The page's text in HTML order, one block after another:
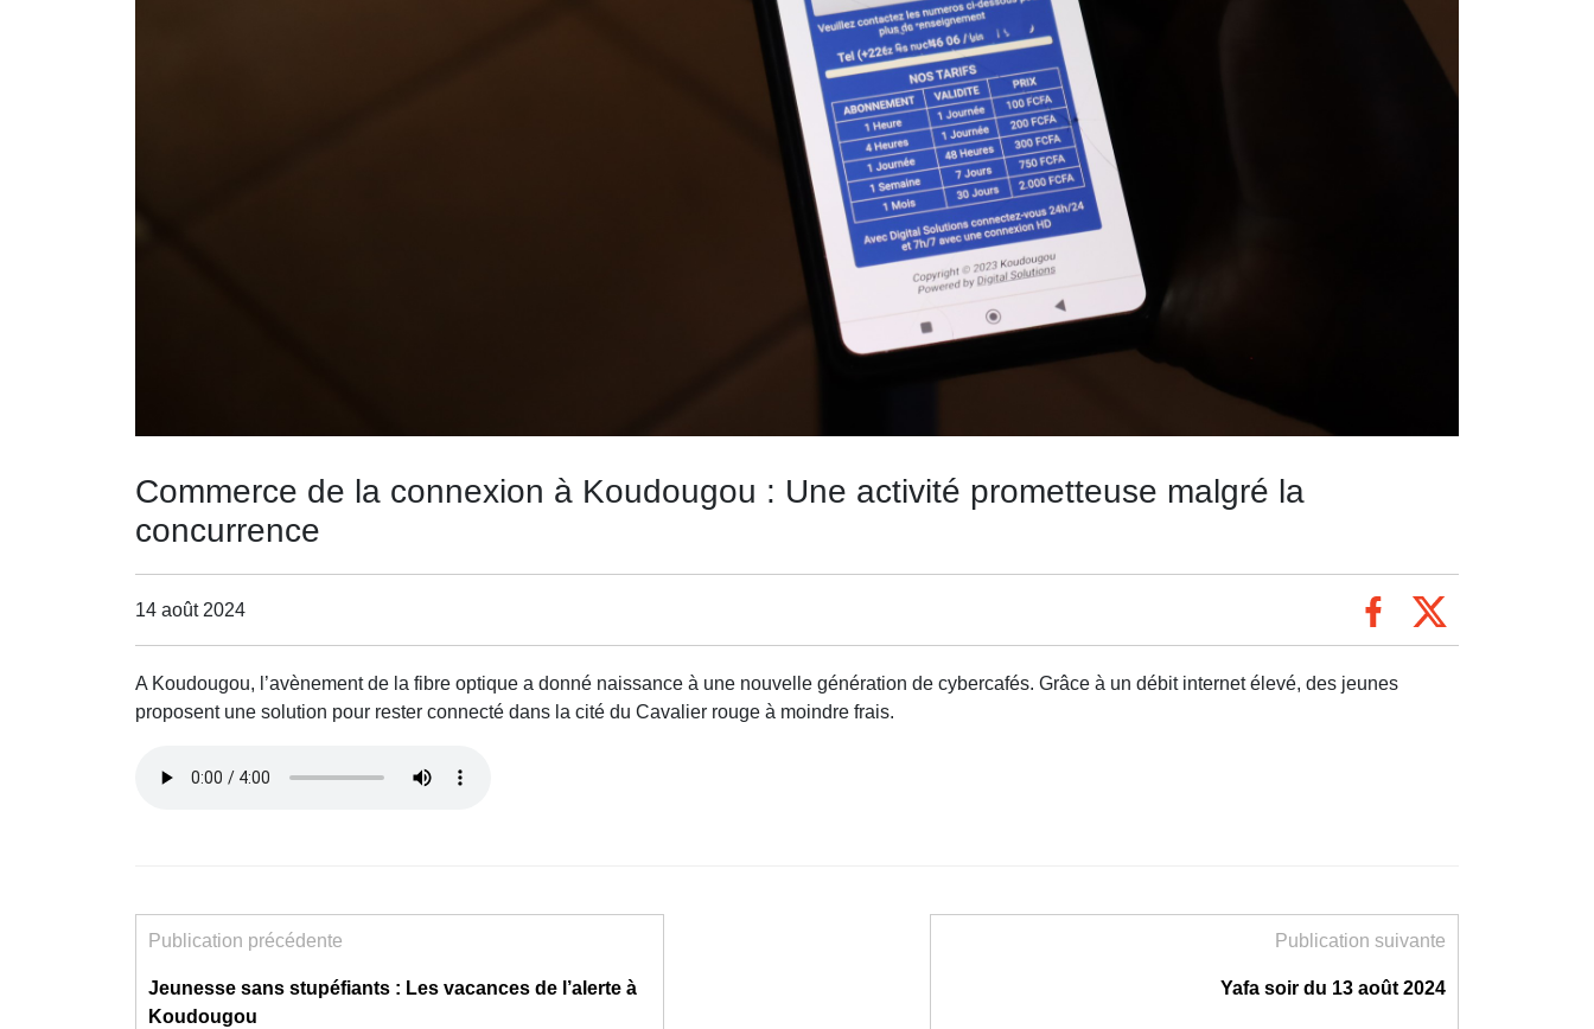
Commerce de la connexion à Koudougou : Une activité prometteuse malgré la
concurrence
14 août 2024
A Koudougou, l’avènement de la fibre optique a donné naissance à une nouvelle génération de cybercafés. Grâce à un débit internet élevé, des jeunes
proposent une solution pour rester connecté dans la cité du Cavalier rouge à moindre frais.
Publication précédente
Jeunesse sans stupéfiants : Les vacances de l’alerte à
Koudougou
Publication suivante
Yafa soir du 13 août 2024